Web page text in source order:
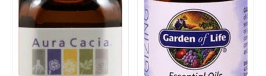
R$126,21.R$118,34.